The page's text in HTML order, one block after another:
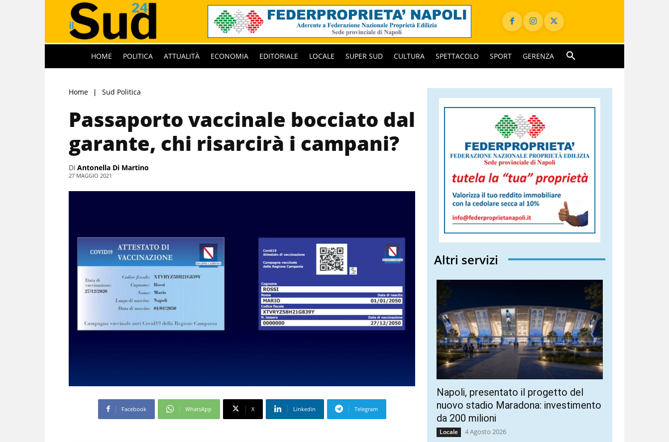
HOME POLITICA ATTUALITÀ ECONOMIA EDITORIALE LOCALE SUPER SUD CULTURA SPETTACOLO SPORT GERENZA
Home Sud Politica
Passaporto vaccinale bocciato dal
garante, chi risarcirà i campani?
Di Antonella Di Martino
27 MAGGIO 2021
Facebook WhatsApp X Linkedin Telegram
Altri servizi
Napoli, presentato il progetto del
nuovo stadio Maradona: investimento
da 200 milioni
Locale 4 Agosto 2026